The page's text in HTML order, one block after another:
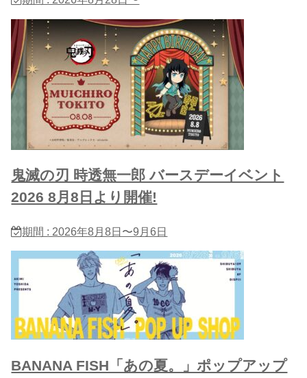
鬼滅の刃 時透無一郎 バースデーイベント
2026 8月8日より開催!
期間 : 2026年8月8日〜9月6日
BANANA FISH「あの夏。」ポップアップ